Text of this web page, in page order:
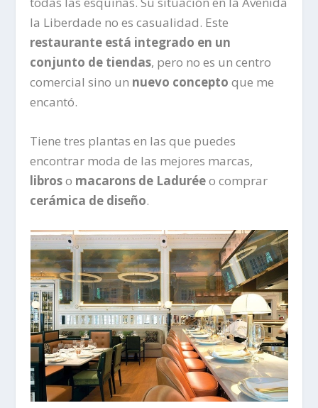
la Liberdade no es casualidad. Este
restaurante está integrado en un
conjunto de tiendas, pero no es un centro
comercial sino un nuevo concepto que me
encantó.
Tiene tres plantas en las que puedes
encontrar moda de las mejores marcas,
libroso macarons de Laduréeo comprar
cerámica de diseño.